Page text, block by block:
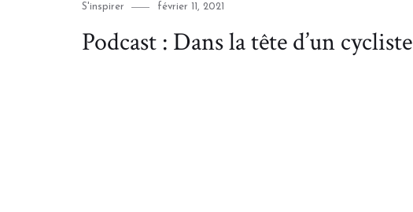
Category
S'inspirer
Posted
février 11, 2021
Podcast : Dans la tête d’un cycliste